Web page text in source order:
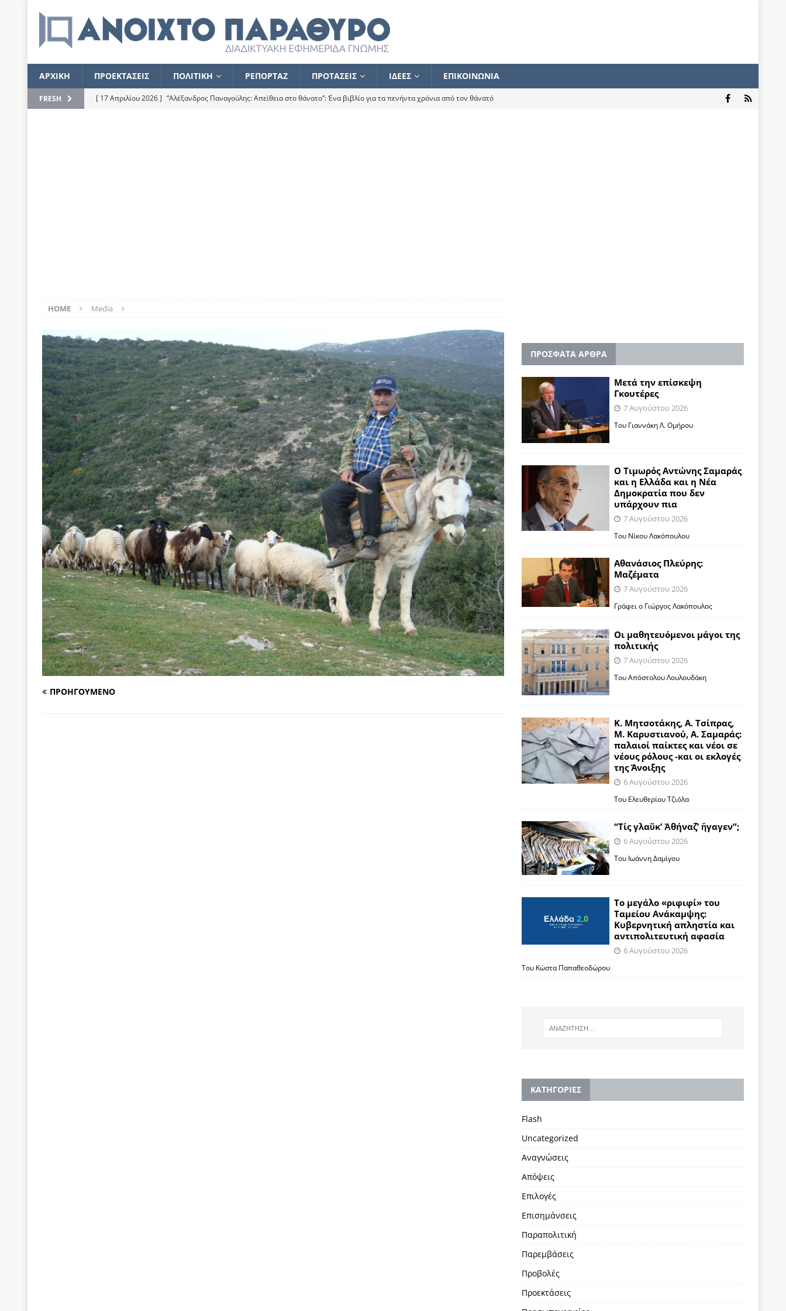
ΑΡΧΙΚΗ ΠΡΟΕΚΤΑΣΕΙΣ ΠΟΛΙΤΙΚΗ ΡΕΠΟΡΤΑΖ ΠΡΟΤΑΣΕΙΣ ΙΔΕΕΣ ΕΠΙΚΟΙΝΩΝΙΑ
FRESH [ 17 Απριλίου 2026 ] “Αλέξανδρος Παναγούλης: Απείθεια στο θάνατο”: Ένα βιβλίο για τα πενήντα χρόνια από τον θάνατό
ΠΡΟΕΚΤΑΣΕΙΣ
[ 7 Αυγούστου 2026 ] Αθανάσιος Πλεύρης: Μαζέματα
ΠΡΟΒΟΛΕΣ
[ 7 Αυγούστου 2026 ] Οι μαθητευόμενοι μάγοι της πολιτικής
ΑΠΟΨΕΙΣ
[ 6 Αυγούστου 2026 ] Κ. Μητσοτάκης, Α. Τσίπρας, Μ. Καρυστιανού, Α. Σαμαράς: παλαιοί παίκτες και νέοι σε νέους ρόλους
-και οι εκλογές της Άνοιξης
ΑΠΟΨΕΙΣ
[ 6 Αυγούστου 2026 ] “Τίς γλαῦκ’ Ἀθήναζ’ ἤγαγεν”;
ΑΠΟΨΕΙΣ
[ 6 Αυγούστου 2026 ] Το μεγάλο «ριφιφί» του Ταμείου Ανάκαμψης: Κυβερνητική απληστία και αντιπολιτευτική αφασία
ΑΠΟΨΕΙΣ
[ 6 Αυγούστου 2026 ] 22 πρώην στελέχη της «Ελπίδας» καταγγέλουν “ένα συγκεντρωτικό μοντέλο αποφάσεων από
ελάχιστα πρόσωπα, με λογικές “αυλών”, μηχανισμών και παρασκηνιακών ανταγωνισμών”
ΣΚΕΨΕΙΣ
[ 6 Αυγούστου 2026 ] Δόμνα Μιχαηλίδου: Αξιοπρέπεια
ΠΡΟΒΟΛΕΣ
[ 6 Αυγούστου 2026 ] Η δημοκρατία της διαχείρισης τελειώνει
ΠΑΡΕΜΒΑΣΕΙΣ
[ 6 Αυγούστου 2026 ] Σπρώχνουμε τη ζωή μας…
ΣΚΕΨΕΙΣ
[ 5 Αυγούστου 2026 ] Κυριάκος Μητσοτάκης: Αναλγησίες
ΠΡΟΒΟΛΕΣ
[ 4 Αυγούστου 2026 ] Θα ανήκεις όπου ανήκει το νερό
ΑΝΑΓΝΩΣΕΙΣ
[ 4 Αυγούστου 2026 ] Η γενεαλογία του φασισμού: από τον Αντιδιαφωτισμό στον ψηφιακό Κοινωνικό Δαρβινισμό
ΠΑΡΕΜΒΑΣΕΙΣ
[ 4 Αυγούστου 2026 ] Εφημερίδα «Εστία»: Όταν η δημοσιογραφία βάζει τα χέρια της και βγάζει τα μάτια της ΑΠΟΨΕΙΣ
HOME Media
ΠΡΟΗΓΟΥΜΕΝΟ
ΠΡΟΣΦΑΤΑ ΑΡΘΡΑ
Μετά την επίσκεψη
Γκουτέρες
7 Αυγούστου 2026
Του Γιαννάκη Λ. Ομήρου
Ο Τιμωρός Αντώνης Σαμαράς
και η Ελλάδα και η Νέα
Δημοκρατία που δεν
υπάρχουν πια
7 Αυγούστου 2026
Του Νίκου Λακόπουλου
Αθανάσιος Πλεύρης:
Μαζέματα
7 Αυγούστου 2026
Γράφει ο Γιώργος Λακόπουλος
Οι μαθητευόμενοι μάγοι της
πολιτικής
7 Αυγούστου 2026
Του Απόστολου Λουλουδάκη
Κ. Μητσοτάκης, Α. Τσίπρας,
Μ. Καρυστιανού, Α. Σαμαράς:
παλαιοί παίκτες και νέοι σε
νέους ρόλους -και οι εκλογές
της Άνοιξης
6 Αυγούστου 2026
Του Ελευθερίου Τζιόλα
“Τίς γλαῦκ’ Ἀθήναζ’ ἤγαγεν”;
6 Αυγούστου 2026
Του Ιωάννη Δαμίγου
Το μεγάλο «ριφιφί» του
Ταμείου Ανάκαμψης:
Κυβερνητική απληστία και
αντιπολιτευτική αφασία
6 Αυγούστου 2026
Του Κώστα Παπαθεοδώρου
KΑΤΗΓΟΡΙΕΣ
Flash
Uncategorized
Αναγνώσεις
Απόψεις
Επιλογές
Επισημάνσεις
Παραπολιτική
Παρεμβάσεις
Προβολές
Προεκτάσεις